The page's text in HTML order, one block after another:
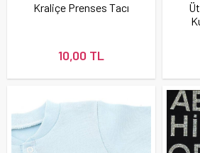
Kraliçe Prenses Tacı
10,00 TL